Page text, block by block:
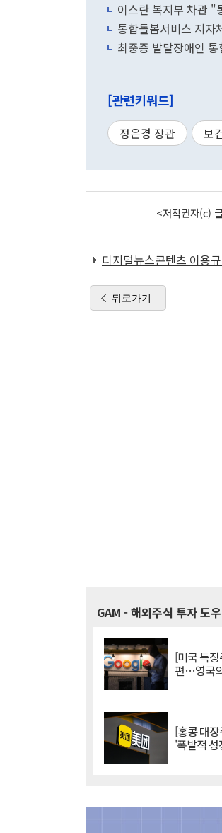
이스란 복지부 차관
통합돌봄서비스 지
최중증 발달장애인
[관련키워드]
정은경 장관 보
<저작권자(c)
디지털뉴스콘텐츠 이용
뒤로가기
GAM - 해외주식 투자 도
[미국 특
편…영국
[홍콩 대
'폭발적 성